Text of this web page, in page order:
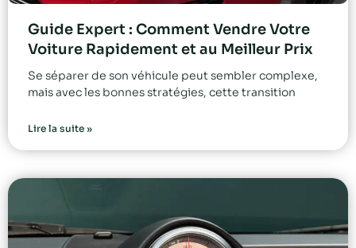
Guide Expert : Comment Vendre Votre
Voiture Rapidement et au Meilleur Prix
Se séparer de son véhicule peut sembler complexe,
mais avec les bonnes stratégies, cette transition
Lire la suite »